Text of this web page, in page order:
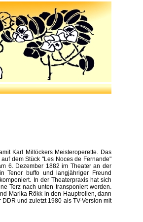
Karl Millöckers Meisteroperette. Das
dem Stück "Les Noces de Fernande"
6. Dezember 1882 im Theater an der
Tenor buffo und langjähriger Freund
In der Theaterpraxis hat sich
Terz nach unten transponiert werden.
Marika Rökk in den Hauptrollen, dann
und zuletzt 1980 als TV-Version mit